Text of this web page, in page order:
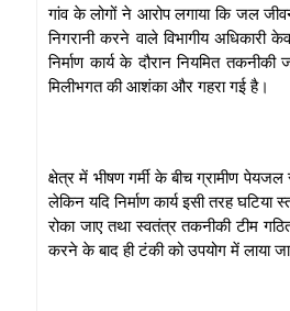
गांव के लोगों ने आरोप लगाया कि जल
निगरानी करने वाले विभागीय
निर्माण कार्य के दौरान नियमित
मिलीभगत की आशंका और गहरा गई है।
क्षेत्र में भीषण गर्मी के बीच ग्रामीण
लेकिन यदि निर्माण कार्य इसी तरह
रोका जाए तथा स्वतंत्र तकनीकी टीम
करने के बाद ही टंकी को उपयोग में लाया